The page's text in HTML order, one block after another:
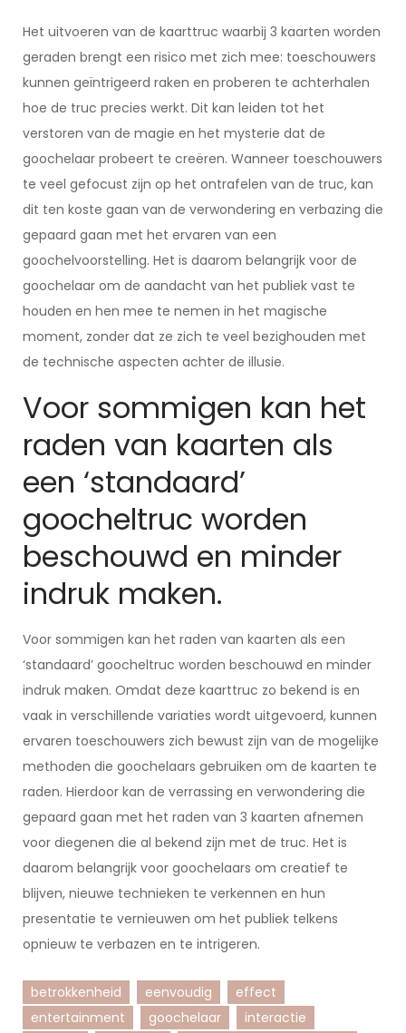
Het uitvoeren van de kaarttruc waarbij 3 kaarten worden
geraden brengt een risico met zich mee: toeschouwers
kunnen geïntrigeerd raken en proberen te achterhalen
hoe de truc precies werkt. Dit kan leiden tot het
verstoren van de magie en het mysterie dat de
goochelaar probeert te creëren. Wanneer toeschouwers
te veel gefocust zijn op het ontrafelen van de truc, kan
dit ten koste gaan van de verwondering en verbazing die
gepaard gaan met het ervaren van een
goochelvoorstelling. Het is daarom belangrijk voor de
goochelaar om de aandacht van het publiek vast te
houden en hen mee te nemen in het magische
moment, zonder dat ze zich te veel bezighouden met
de technische aspecten achter de illusie.
Voor sommigen kan het
raden van kaarten als
een ‘standaard’
goocheltruc worden
beschouwd en minder
indruk maken.
Voor sommigen kan het raden van kaarten als een
‘standaard’ goocheltruc worden beschouwd en minder
indruk maken. Omdat deze kaarttruc zo bekend is en
vaak in verschillende variaties wordt uitgevoerd, kunnen
ervaren toeschouwers zich bewust zijn van de mogelijke
methoden die goochelaars gebruiken om de kaarten te
raden. Hierdoor kan de verrassing en verwondering die
gepaard gaan met het raden van 3 kaarten afnemen
voor diegenen die al bekend zijn met de truc. Het is
daarom belangrijk voor goochelaars om creatief te
blijven, nieuwe technieken te verkennen en hun
presentatie te vernieuwen om het publiek telkens
opnieuw te verbazen en te intrigeren.
betrokkenheid eenvoudig
effect
entertainment
goochelaar
interactie